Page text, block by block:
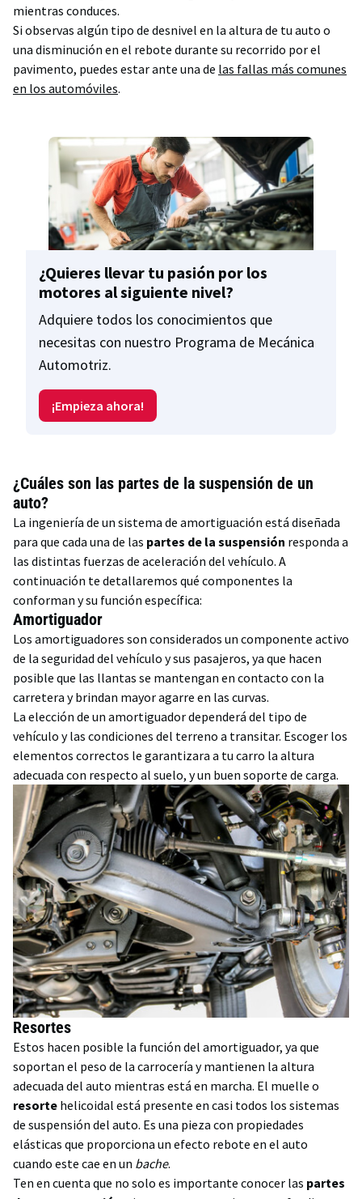
mientras conduces.
Si observas algún tipo de desnivel en la altura de tu auto o
una disminución en el rebote durante su recorrido por el
pavimento, puedes estar ante una de las fallas más comunes
en los automóviles.
¿Quieres llevar tu pasión por los
motores al siguiente nivel?
Adquiere todos los conocimientos que
necesitas con nuestro Programa de Mecánica
Automotriz.
¡Empieza ahora!
¿Cuáles son las partes de la suspensión de un
auto?
La ingeniería de un sistema de amortiguación está diseñada
para que cada una de las partes de la suspensión responda a
las distintas fuerzas de aceleración del vehículo. A
continuación te detallaremos qué componentes la
conforman y su función específica:
Amortiguador
Los amortiguadores son considerados un componente activo
de la seguridad del vehículo y sus pasajeros, ya que hacen
posible que las llantas se mantengan en contacto con la
carretera y brindan mayor agarre en las curvas.
La elección de un amortiguador dependerá del tipo de
vehículo y las condiciones del terreno a transitar. Escoger los
elementos correctos le garantizara a tu carro la altura
adecuada con respecto al suelo, y un buen soporte de carga.
Resortes
Estos hacen posible la función del amortiguador, ya que
soportan el peso de la carrocería y mantienen la altura
adecuada del auto mientras está en marcha. El muelle o
resorte helicoidal está presente en casi todos los sistemas
de suspensión del auto. Es una pieza con propiedades
elásticas que proporciona un efecto rebote en el auto
cuando este cae en un bache.
Ten en cuenta que no solo es importante conocer las partes